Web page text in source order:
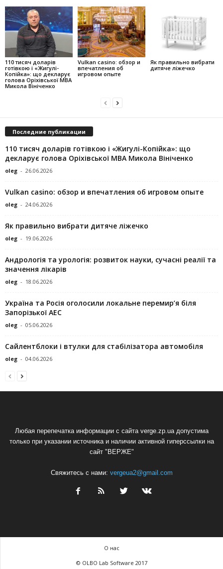
110 тисяч доларів
готівкою і «Жигулі-
Копійка»: що декларує
голова Оріхівської МВА
Микола Вініченко
Vulkan casino: обзор и
впечатления об
игровом опыте
Як правильно вибрати
дитяче ліжечко
Последние публикации
110 тисяч доларів готівкою і «Жигулі-Копійка»: що
декларує голова Оріхівської МВА Микола Вініченко
oleg - 26.06.2026
Vulkan casino: обзор и впечатления об игровом опыте
oleg - 24.06.2026
Як правильно вибрати дитяче ліжечко
oleg - 19.06.2026
Андрологія та урологія: розвиток науки, сучасні реалії та
значення лікарів
oleg - 18.06.2026
Україна та Росія оголосили локальне перемир’я біля
Запорізької АЕС
oleg - 05.06.2026
Сайлентблоки і втулки для стабілізатора автомобіля
oleg - 04.06.2026
Любая перепечатка информации с сайта verge.zp.ua допустима
только при указании источника и наличии активной гиперссылки на
сайт "ВЕРЖЕ"
Свяжитесь с нами: vergeua2@gmail.com
О нас
© OLBO Lab Software 2017